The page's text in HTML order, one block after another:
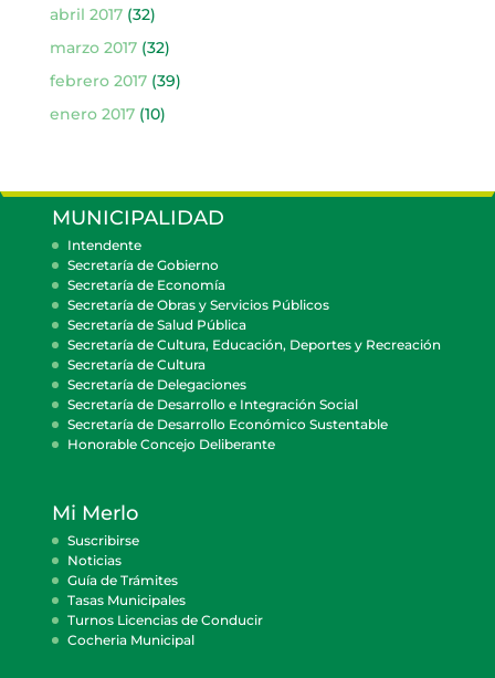
abril 2017(32)
marzo 2017(32)
febrero 2017(39)
enero 2017(10)
MUNICIPALIDAD
Intendente
Secretaría de Gobierno
Secretaría de Economía
Secretaría de Obras y Servicios Públicos
Secretaría de Salud Pública
Secretaría de Cultura, Educación, Deportes y Recreación
Secretaría de Cultura
Secretaría de Delegaciones
Secretaría de Desarrollo e Integración Social
Secretaría de Desarrollo Económico Sustentable
Honorable Concejo Deliberante
Mi Merlo
Suscribirse
Noticias
Guía de Trámites
Tasas Municipales
Turnos Licencias de Conducir
Cocheria Municipal